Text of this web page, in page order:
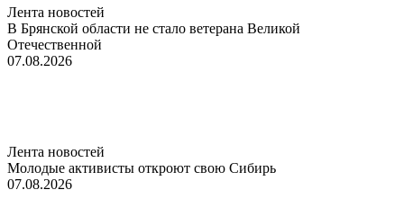
Лента новостей
В Брянской области не стало ветерана Великой
Отечественной
07.08.2026
Лента новостей
Молодые активисты откроют свою Сибирь
07.08.2026